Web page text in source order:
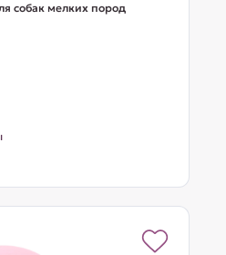
собак мелких пород